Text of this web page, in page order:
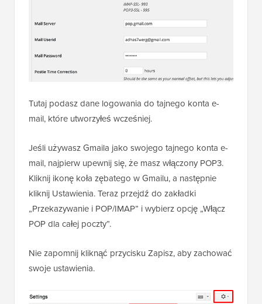
Tutaj podasz dane logowania do tajnego konta e-
mail, które utworzyłeś wcześniej.
Jeśli używasz Gmaila jako swojego tajnego konta e-
mail, najpierw upewnij się, że masz włączony POP3.
Kliknij ikonę koła zębatego w Gmailu, a następnie
kliknij Ustawienia. Teraz przejdź do zakładki
„Przekazywanie i POP/IMAP” i wybierz opcję „Włącz
POP dla całej poczty”.
Nie zapomnij kliknąć przycisku Zapisz, aby zachować
swoje ustawienia.